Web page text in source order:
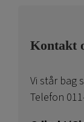
Kontakt
Vi står bag
Telefon